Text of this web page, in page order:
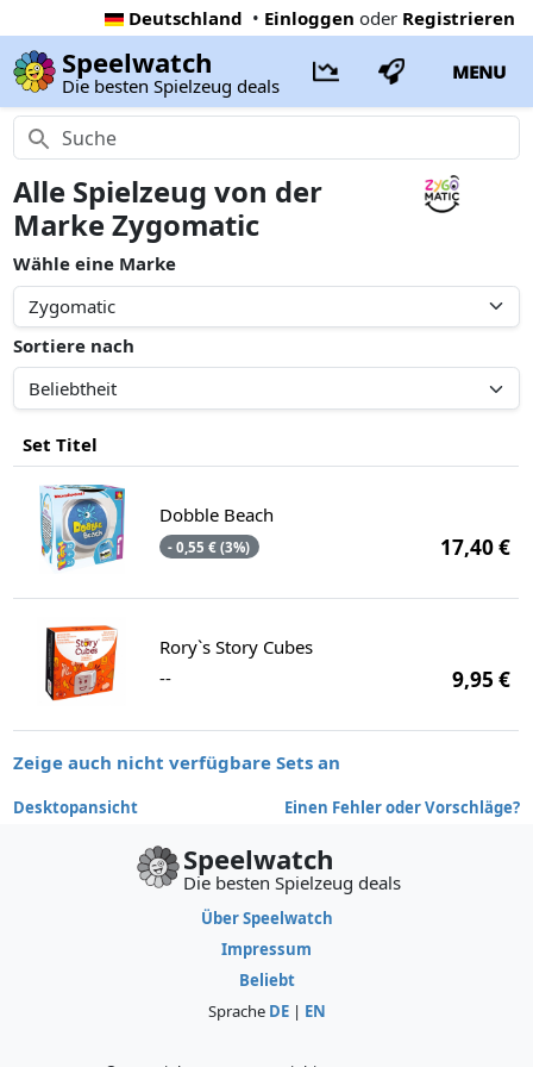
Deutschland • Einloggen oder Registrieren
Speelwatch
Die besten Spielzeug deals
MENU
Alle Spielzeug von der
Marke Zygomatic
Wähle eine Marke
Sortiere nach
Set Titel
Dobble Beach
- 0,55 € (3%) 17,40 €
Rory`s Story Cubes
--
9,95 €
Zeige auch nicht verfügbare Sets an
Desktopansicht Einen Fehler oder Vorschläge?
Speelwatch
Die besten Spielzeug deals
Über Speelwatch
Impressum
Beliebt
Sprache DE| EN